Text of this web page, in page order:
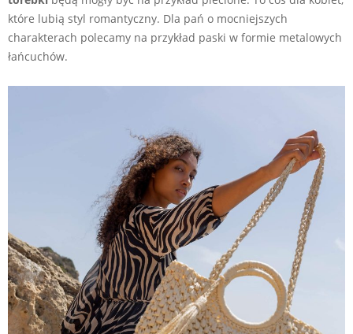
które lubią styl romantyczny. Dla pań o mocniejszych
charakterach polecamy na przykład paski w formie metalowych
łańcuchów.